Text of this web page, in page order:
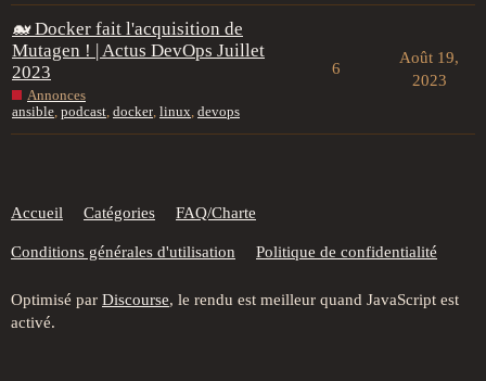
🐋 Docker fait l'acquisition de
Mutagen ! | Actus DevOps Juillet
2023
Annonces
ansible, podcast, docker, linux, devops
6
Août 19,
2023
Accueil Catégories FAQ/Charte
Conditions générales d'utilisation Politique de confidentialité
Optimisé par Discourse, le rendu est meilleur quand JavaScript est
activé.